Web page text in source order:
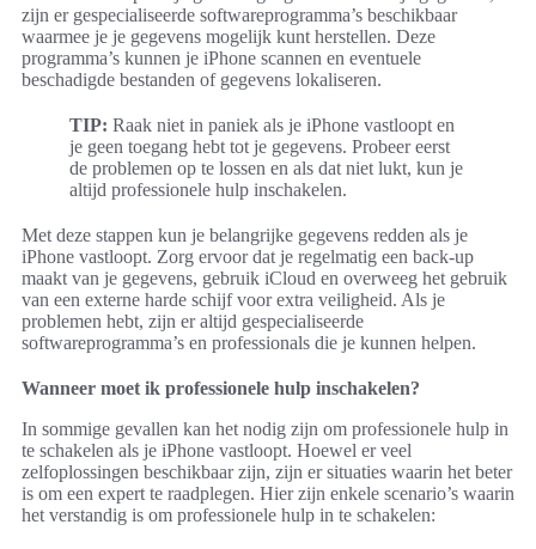
zijn er gespecialiseerde softwareprogramma’s beschikbaar
waarmee je je gegevens mogelijk kunt herstellen. Deze
programma’s kunnen je iPhone scannen en eventuele
beschadigde bestanden of gegevens lokaliseren.
TIP: Raak niet in paniek als je iPhone vastloopt en
je geen toegang hebt tot je gegevens. Probeer eerst
de problemen op te lossen en als dat niet lukt, kun je
altijd professionele hulp inschakelen.
Met deze stappen kun je belangrijke gegevens redden als je
iPhone vastloopt. Zorg ervoor dat je regelmatig een back-up
maakt van je gegevens, gebruik iCloud en overweeg het gebruik
van een externe harde schijf voor extra veiligheid. Als je
problemen hebt, zijn er altijd gespecialiseerde
softwareprogramma’s en professionals die je kunnen helpen.
Wanneer moet ik professionele hulp inschakelen?
In sommige gevallen kan het nodig zijn om professionele hulp in
te schakelen als je iPhone vastloopt. Hoewel er veel
zelfoplossingen beschikbaar zijn, zijn er situaties waarin het beter
is om een expert te raadplegen. Hier zijn enkele scenario’s waarin
het verstandig is om professionele hulp in te schakelen: